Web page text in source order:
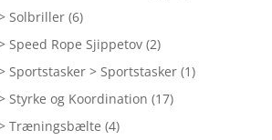
Solbriller (6)
Speed Rope Sjippetov (2)
Sportstasker > Sportstasker (1)
Styrke og Koordination (17)
Træningsbælte (4)